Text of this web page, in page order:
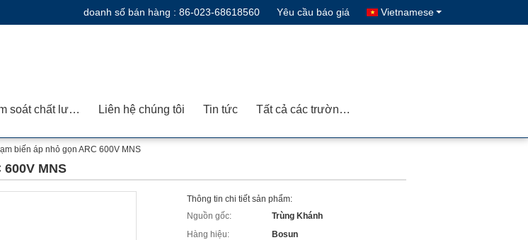
doanh số bán hàng : 86-023-68618560 Yêu cầu báo giá Vietnamese
Kiểm soát chất lượng Liên hệ chúng tôi Tin tức Tất cả các trường hợp
biến áp nhỏ gọn ARC 600V MNS
MNS
Thông tin chi tiết sản phẩm:
Nguồn gốc:
Trùng Khánh
Hàng hiệu:
Bosun